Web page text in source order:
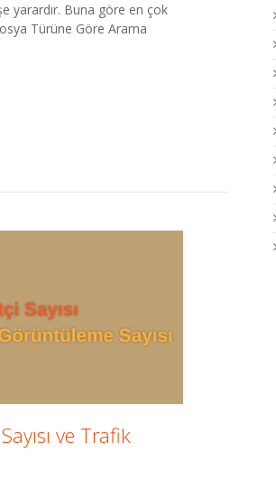
yarardır. Buna göre en çok
Türüne Göre Arama
ve Trafik